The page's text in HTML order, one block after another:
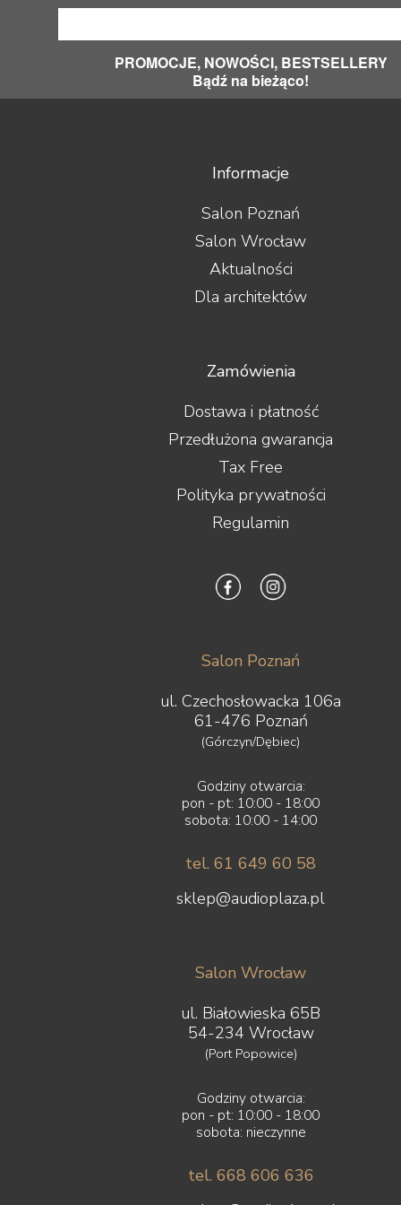
PROMOCJE, NOWOŚCI, BESTSELLERY
Bądź na bieżąco!
Informacje
Salon Poznań
Salon Wrocław
Aktualności
Dla architektów
Zamówienia
Dostawa i płatność
Przedłużona gwarancja
Tax Free
Polityka prywatności
Regulamin
Salon Poznań
ul. Czechosłowacka 106a
61-476 Poznań
(Górczyn/Dębiec)
Godziny otwarcia:
pon - pt: 10:00 - 18:00
sobota: 10:00 - 14:00
tel. 61 649 60 58
sklep@audioplaza.pl
Salon Wrocław
ul. Białowieska 65B
54-234 Wrocław
(Port Popowice)
Godziny otwarcia:
pon - pt: 10:00 - 18:00
sobota: nieczynne
tel. 668 606 636